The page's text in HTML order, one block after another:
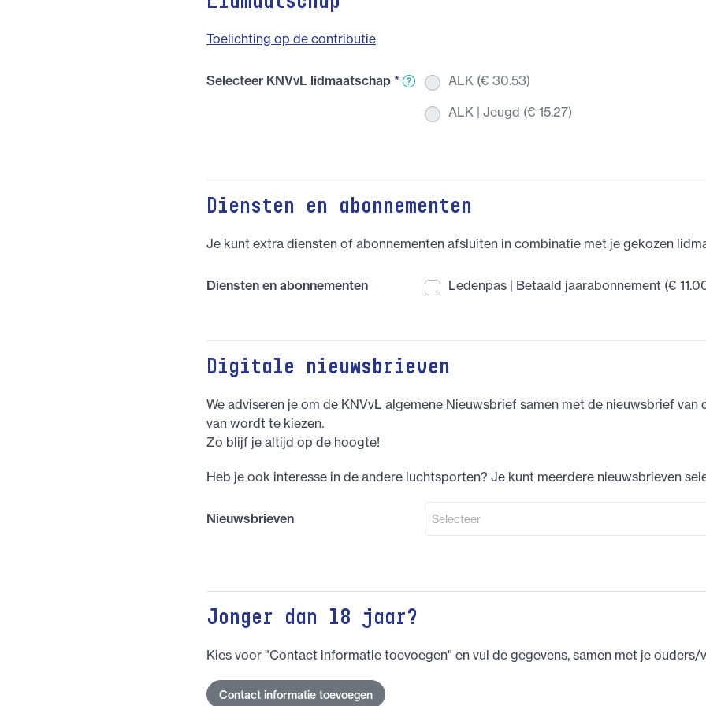
Toelichting op de contributie
Selecteer KNVvL lidmaatschap *
ALK (€ 30.53)
ALK | Jeugd (€ 15.27)
Diensten en abonnementen
Je kunt extra diensten of abonnementen afsluiten in combinatie met je gekozen
Diensten en abonnementen Ledenpas | Betaald jaarabonnement (€
Digitale nieuwsbrieven
We adviseren je om de KNVvL algemene Nieuwsbrief samen met de nieuwsbrief van
van wordt te kiezen.
Zo blijf je altijd op de hoogte!
Heb je ook interesse in de andere luchtsporten? Je kunt meerdere nieuwsbrieven
Nieuwsbrieven Selecteer
Jonger dan 18 jaar?
Kies voor "Contact informatie toevoegen" en vul de gegevens, samen met je ouders/
Contact informatie toevoegen